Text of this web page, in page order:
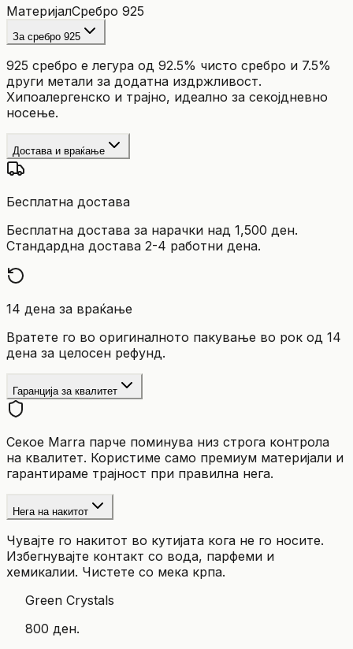
МатеријалСребро 925
За сребро 925
925 сребро е легура од 92.5% чисто сребро и 7.5%
други метали за додатна издржливост.
Хипоалергенско и трајно, идеално за секојдневно
носење.
Достава и враќање
Бесплатна достава
Бесплатна достава за нарачки над 1,500 ден.
Стандардна достава 2-4 работни дена.
14 дена за враќање
Вратете го во оригиналното пакување во рок од 14
дена за целосен рефунд.
Гаранција за квалитет
Секое Marra парче поминува низ строга контрола
на квалитет. Користиме само премиум материјали и
гарантираме трајност при правилна нега.
Нега на накитот
Чувајте го накитот во кутијата кога не го носите.
Избегнувајте контакт со вода, парфеми и
хемикалии. Чистете со мека крпа.
Green Crystals
800 ден.